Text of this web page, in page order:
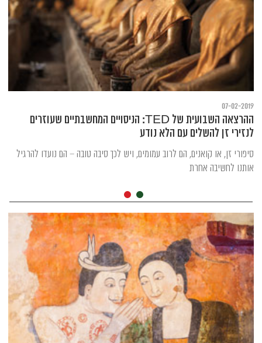
07-02-2019
ההרצאה השבועית של TED: הניסויים המחשבתיים שעוזרים
לנזירי זן להשלים עם הלא נודע
סיפורי זן, או קואנים, הם לרוב עמומים, ויש לכך סיבה טובה – הם נועדו להרגיל
אותנו לחשיבה אחרת